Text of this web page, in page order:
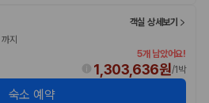
, 장거리 이동에 적합하며 보험 조건과 차
이 좋습니다.
족 여행에 적합하며 인원수, 짐 공간, 보
합니다.
객실 상세보기
지
5개 남았어요!
1,303,636원/1박
숙소 예약